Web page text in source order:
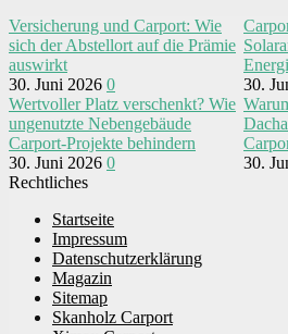
Versicherung und Carport: Wie
sich der Abstellort auf die Prämie
auswirkt
30. Juni 2026 0
30.
Wertvoller Platz verschenkt? Wie
ungenutzte Nebengebäude
Carport-Projekte behindern
30. Juni 2026 0
30.
Rechtliches
Startseite
Impressum
Datenschutzerklärung
Magazin
Sitemap
Skanholz Carport